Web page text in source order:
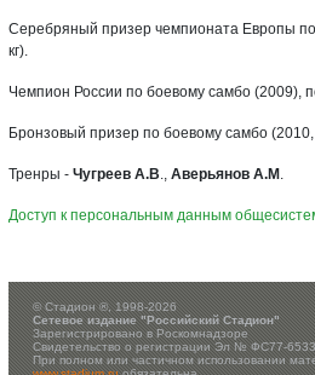
Серебряный призер чемпионата Европы
кг).
Чемпион России по боевому самбо (2009),
Бронзовый призер по боевому самбо
Тренры - Чугреев А.В., Аверьянов А.М .
Доступ к персональным данным
©Стадион ®, 1998-2026
Сетевое издание "Российский Стадион"
Зарегистрировано в Роскомнадзоре
Свидетельство о регистрации Эл № ФС77-
При полном или частичном использовании